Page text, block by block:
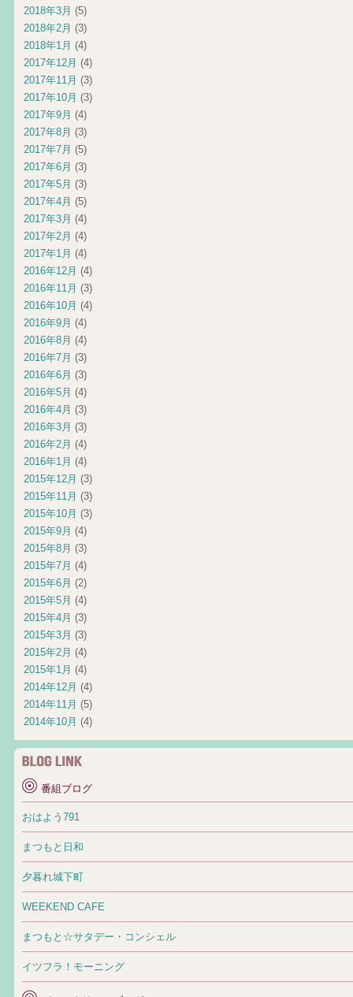
2018年3月 (5)
2018年2月 (3)
2018年1月 (4)
2017年12月 (4)
2017年11月 (3)
2017年10月 (3)
2017年9月 (4)
2017年8月 (3)
2017年7月 (5)
2017年6月 (3)
2017年5月 (3)
2017年4月 (5)
2017年3月 (4)
2017年2月 (4)
2017年1月 (4)
2016年12月 (4)
2016年11月 (3)
2016年10月 (4)
2016年9月 (4)
2016年8月 (4)
2016年7月 (3)
2016年6月 (3)
2016年5月 (4)
2016年4月 (3)
2016年3月 (3)
2016年2月 (4)
2016年1月 (4)
2015年12月 (3)
2015年11月 (3)
2015年10月 (3)
2015年9月 (4)
2015年8月 (3)
2015年7月 (4)
2015年6月 (2)
2015年5月 (4)
2015年4月 (3)
2015年3月 (3)
2015年2月 (4)
2015年1月 (4)
2014年12月 (4)
2014年11月 (5)
2014年10月 (4)
番組ブログ
おはよう791
まつもと日和
夕暮れ城下町
WEEKEND CAFE
まつもと☆サタデー・コンシェル
イツフラ！モーニング